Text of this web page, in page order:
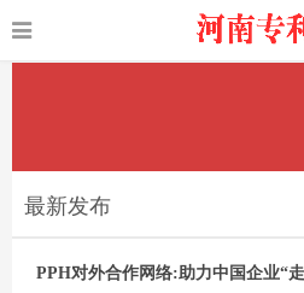
最新发布
PPH对外合作网络:助力中国企业“